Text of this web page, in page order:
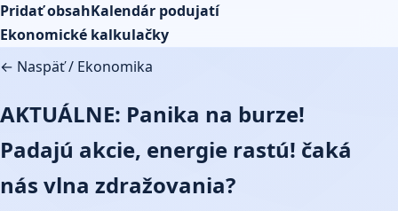
Pridať obsahKalendár podujatí
Ekonomické kalkulačky
← Naspäť/ Ekonomika
AKTUÁLNE: Panika na burze!
Padajú akcie, energie rastú! čaká
nás vlna zdražovania?